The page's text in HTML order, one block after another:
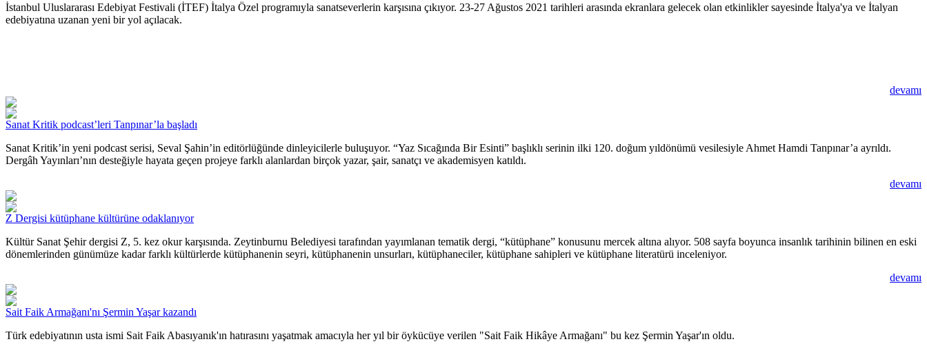
İstanbul Uluslararası Edebiyat Festivali (İTEF) İtalya Özel programıyla sanatseverlerin karşısına çıkıyor. 23-27 Ağustos 2021 tarihleri arasında ekranlara gelecek olan etkinlikler sayesinde İtalya'ya ve İtalyan
edebiyatına uzanan yeni bir yol açılacak.
devamı
Sanat Kritik podcast’leri Tanpınar’la başladı
Sanat Kritik’in yeni podcast serisi, Seval Şahin’in editörlüğünde dinleyicilerle buluşuyor. “Yaz Sıcağında Bir Esinti” başlıklı serinin ilki 120. doğum yıldönümü vesilesiyle Ahmet Hamdi Tanpınar’a ayrıldı.
Dergâh Yayınları’nın desteğiyle hayata geçen projeye farklı alanlardan birçok yazar, şair, sanatçı ve akademisyen katıldı.
devamı
Z Dergisi kütüphane kültürüne odaklanıyor
Kültür Sanat Şehir dergisi Z, 5. kez okur karşısında. Zeytinburnu Belediyesi tarafından yayımlanan tematik dergi, “kütüphane” konusunu mercek altına alıyor. 508 sayfa boyunca insanlık tarihinin bilinen en eski
dönemlerinden günümüze kadar farklı kültürlerde kütüphanenin seyri, kütüphanenin unsurları, kütüphaneciler, kütüphane sahipleri ve kütüphane literatürü inceleniyor.
devamı
Sait Faik Armağanı'nı Şermin Yaşar kazandı
Türk edebiyatının usta ismi Sait Faik Abasıyanık'ın hatırasını yaşatmak amacıyla her yıl bir öykücüye verilen "Sait Faik Hikâye Armağanı" bu kez Şermin Yaşar'ın oldu.